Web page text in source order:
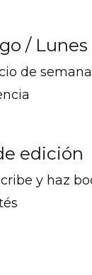
/ Lunes
de
edición
y haz